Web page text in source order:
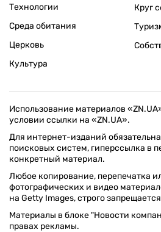
Технологии
Среда обитания
Церковь
Культура
Круг
Использование материалов
условии ссылки на «ZN.UA».
Для интернет-изданий
поисковых систем, гиперссылка в
конкретный материал.
Любое копирование, перепечатка
фотографических и видео
на Getty Images, строго
Материалы в блоке "Новости
правах рекламы.